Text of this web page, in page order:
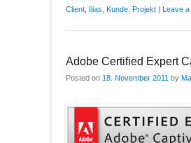
Client Ilias Kunde Projekt | Leave
Adobe Certified Expert
Posted on 18. November 2011 by